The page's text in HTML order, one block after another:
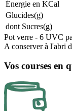
Énergie en KCal
Glucides(g)
dont Sucres(g)
Pot verre - 6 UVC
A conserver à l'abri
Vos courses en